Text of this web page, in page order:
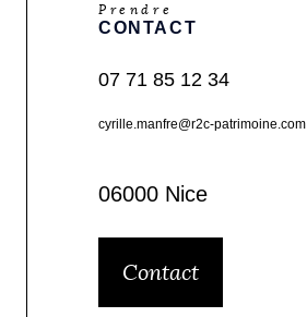
Prendre
CONTACT
07 71 85 12 34
cyrille.manfre@r2c-patrimoine.com
06000 Nice
Contact